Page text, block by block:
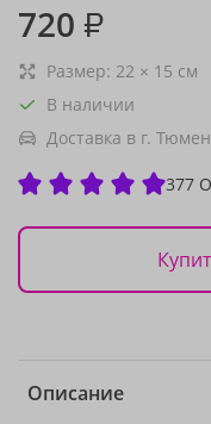
720 ₽
Размер: 22 × 15 см
В наличии
Доставка в г.
377
Описание